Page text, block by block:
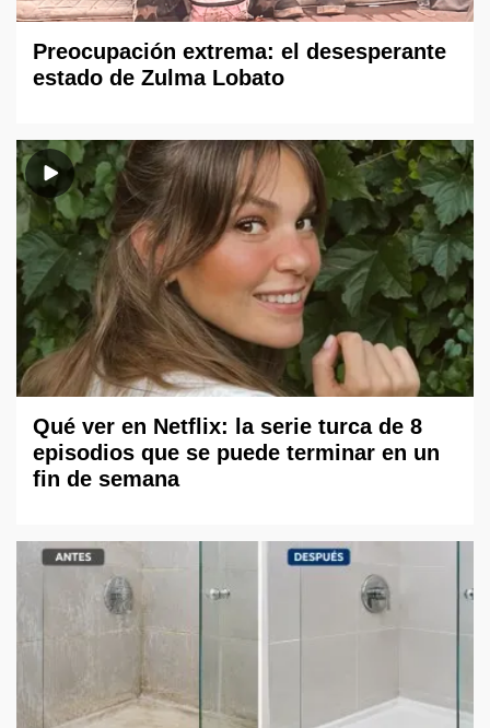
Preocupación extrema: el desesperante
estado de Zulma Lobato
Qué ver en Netflix: la serie turca de 8
episodios que se puede terminar en un
fin de semana